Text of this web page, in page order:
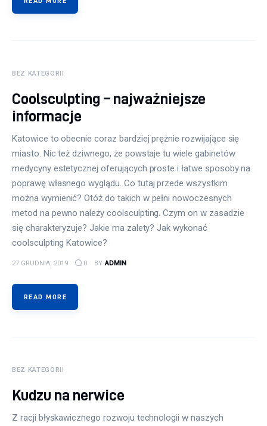
BEZ KATEGORII
Coolsculpting – najważniejsze
informacje
Katowice to obecnie coraz bardziej prężnie rozwijające się
miasto. Nic też dziwnego, że powstaje tu wiele gabinetów
medycyny estetycznej oferujących proste i łatwe sposoby na
poprawę własnego wyglądu. Co tutaj przede wszystkim
można wymienić? Otóż do takich w pełni nowoczesnych
metod na pewno należy coolsculpting. Czym on w zasadzie
się charakteryzuje? Jakie ma zalety? Jak wykonać
coolsculpting Katowice?
27 GRUDNIA, 2019 0 BY ADMIN
READ MORE
BEZ KATEGORII
Kudzu na nerwice
Z racji błyskawicznego rozwoju technologii w naszych